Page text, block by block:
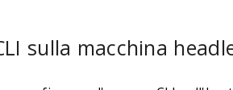
sulla macchina